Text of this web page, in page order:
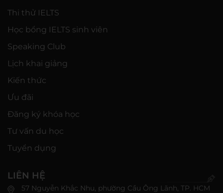
Thi thử IELTS
Học bổng IELTS sinh viên
Speaking Club
Lịch khai giảng
Kiến thức
Ưu đãi
Đăng ký khóa học
Tư vấn du học
Tuyển dụng
LIÊN HỆ
57 Nguyễn Khắc Nhu, phường Cầu Ông Lãnh, TP. HCM